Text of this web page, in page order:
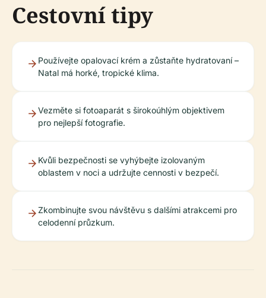
Cestovní tipy
Používejte opalovací krém a zůstaňte hydratovaní –
Natal má horké, tropické klima.
Vezměte si fotoaparát s širokoúhlým objektivem
pro nejlepší fotografie.
Kvůli bezpečnosti se vyhýbejte izolovaným
oblastem v noci a udržujte cennosti v bezpečí.
Zkombinujte svou návštěvu s dalšími atrakcemi pro
celodenní průzkum.